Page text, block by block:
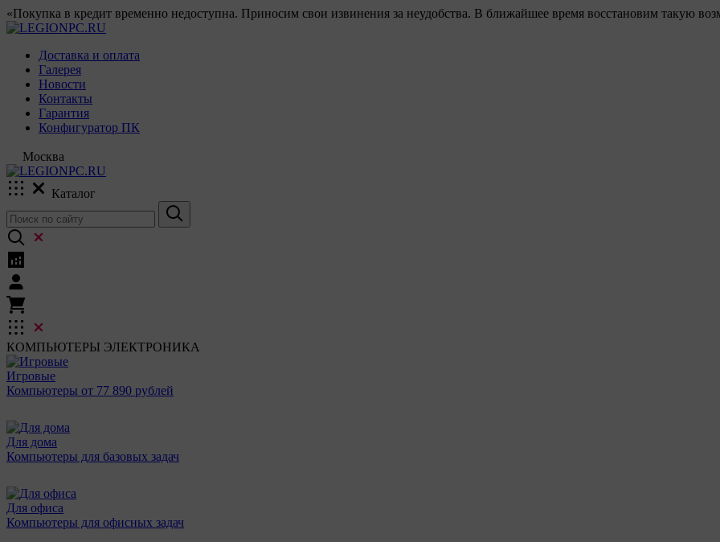
«Покупка в кредит временно недоступна. Приносим свои извинения за неудобства. В ближайшее время восстановим такую
Доставка и оплата
Галерея
Новости
Контакты
Гарантия
Конфигуратор ПК
Москва
Каталог
КОМПЬЮТЕРЫ ЭЛЕКТРОНИКА
Игровые
Компьютеры от 77 890 рублей
Для дома
Компьютеры для базовых задач
Для офиса
Компьютеры для офисных задач